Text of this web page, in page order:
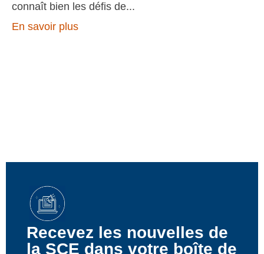
connaît bien les défis de
En savoir plus
Recevez les nouvelles de
la SCE dans votre boîte de